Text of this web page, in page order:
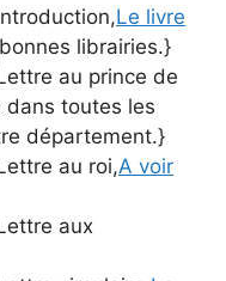
Le livre
librairies.}
au prince de
dans toutes les
département.}
au roi,A voir
aux